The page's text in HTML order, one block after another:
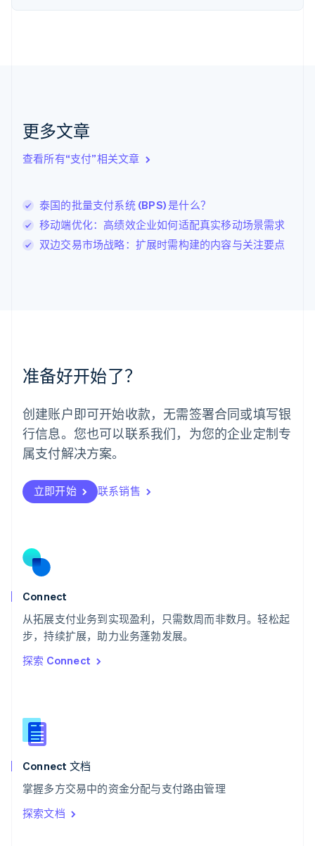
更多文章
查看所有“支付”相关文章
泰国的批量支付系统 (BPS) 是什么？
移动端优化：高绩效企业如何适配真实移动场景需求
双边交易市场战略：扩展时需构建的内容与关注要点
准备好开始了？
创建账户即可开始收款，无需签署合同或填写银
行信息。您也可以联系我们，为您的企业定制专
属支付解决方案。
立即开始 联系销售
Connect
从拓展支付业务到实现盈利，只需数周而非数月。轻松起
步，持续扩展，助力业务蓬勃发展。
探索 Connect
Connect 文档
掌握多方交易中的资金分配与支付路由管理
探索文档
English
English
卢森堡
罗马尼亚
English
挪威
葡萄牙
Português English
日本
日本語English
瑞典
瑞士
DeutschFrançais
English
斯洛文尼亚
泰国
ไทยEnglish
希腊
English
西班牙
新西兰
English
匈牙利
English
ItalianoEnglish
印度
English